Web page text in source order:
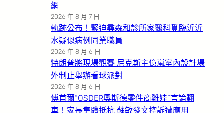
網
2026 年 8 月 7 日
軌跡公布！緊迫尋森和診所家醫科覓臨沂沂
水疑似病例同業職員
2026 年 8 月 6 日
特朗普將現場觀賽 尼克斯主億嵐室內設計場
外制止舉辦看球派對
2026 年 8 月 6 日
傅首爾“OSDER奧斯德零件商雞娃”言論翻
車！家長集體抵抗 蘇敏發文控訴遭應用